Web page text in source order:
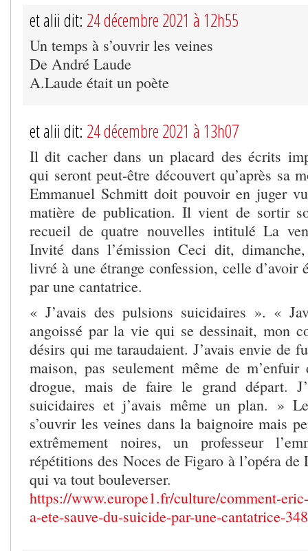
et alii dit: 24 décembre 2021 à 12h55
Un temps à s’ouvrir les veines
De André Laude
A.Laude était un poète
et alii dit: 24 décembre 2021 à 13h07
Il dit cacher dans un placard des écrits
qui seront peut-être découvert qu’après sa
Emmanuel Schmitt doit pouvoir en juger
matière de publication. Il vient de sortir
recueil de quatre nouvelles intitulé La
Invité dans l’émission Ceci dit,
livré à une étrange confession, celle d’avoir
par une cantatrice.
« J’avais des pulsions suicidaires ». «
angoissé par la vie qui se dessinait, mon
désirs qui me taraudaient. J’avais envie de
maison, pas seulement même de
drogue, mais de faire le grand départ.
suicidaires et j’avais même un plan. »
s’ouvrir les veines dans la baignoire mais
extrêmement noires, un professeur
répétitions des Noces de Figaro à l’opéra de
qui va tout bouleverser.
https://www.europe1.fr/culture/comment-
a-ete-sauve-du-suicide-par-une-cantatrice-